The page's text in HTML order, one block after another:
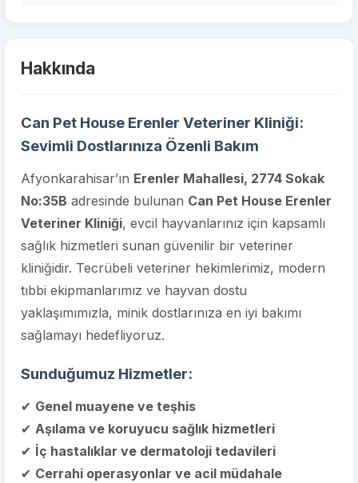
Hakkında
Can Pet House Erenler Veteriner Kliniği:
Sevimli Dostlarınıza Özenli Bakım
Afyonkarahisar’ın Erenler Mahallesi, 2774 Sokak
No:35B adresinde bulunan Can Pet House Erenler
Veteriner Kliniği, evcil hayvanlarınız için kapsamlı
sağlık hizmetleri sunan güvenilir bir veteriner
kliniğidir. Tecrübeli veteriner hekimlerimiz, modern
tıbbi ekipmanlarımız ve hayvan dostu
yaklaşımımızla, minik dostlarınıza en iyi bakımı
sağlamayı hedefliyoruz.
Sunduğumuz Hizmetler:
✔ Genel muayene ve teşhis
✔ Aşılama ve koruyucu sağlık hizmetleri
✔ İç hastalıklar ve dermatoloji tedavileri
✔ Cerrahi operasyonlar ve acil müdahale